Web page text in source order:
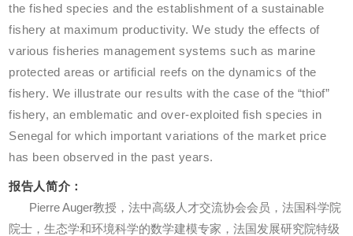
the fished species and the establishment of a sustainable
fishery at maximum productivity. We study the effects of
various fisheries management systems such as marine
protected areas or artificial reefs on the dynamics of the
fishery. We illustrate our results with the case of the “thiof”
fishery, an emblematic and over-exploited fish species in
Senegal for which important variations of the market price
has been observed in the past years.
报告人简介：
Pierre Auger教授，法中高级人才交流协会会员，法国科学院
院士，生态学和环境科学的数学建模专家，法国发展研究院特级